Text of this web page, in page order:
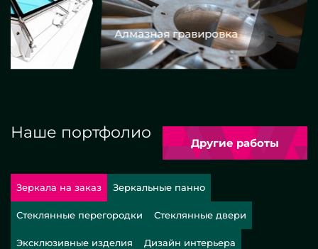
Алмазная гравировка
Наше портфолио
Другие работы
Зеркала на заказ Зеркальные панно
Стеклянные перегородки Стеклянные двери
Эксклюзивные изделия Дизайн интерьера